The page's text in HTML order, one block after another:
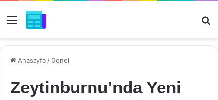
Menü
Anasayfa /Genel
Zeytinburnu’nda Yeni